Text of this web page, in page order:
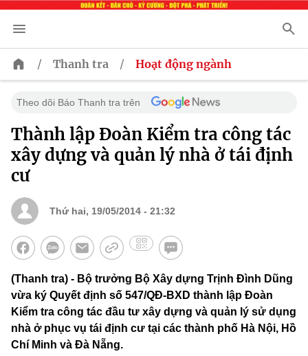
/ Thanh tra / Hoạt động ngành
Theo dõi Báo Thanh tra trên
Thành lập Đoàn Kiểm tra công tác
xây dựng và quản lý nhà ở tái định
cư
Thứ hai, 19/05/2014 - 21:32
(Thanh tra) - Bộ trưởng Bộ Xây dựng Trịnh Đình Dũng
vừa ký Quyết định số 547/QĐ-BXD thành lập Đoàn
Kiểm tra công tác đầu tư xây dựng và quản lý sử dụng
nhà ở phục vụ tái định cư tại các thành phố Hà Nội, Hồ
Chí Minh và Đà Nẵng.